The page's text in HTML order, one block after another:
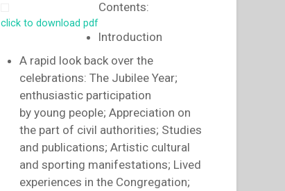
click to download pdf
Contents:
lntroduction
A rapid look back over the
celebrations: The Jubilee Year;
enthusiastic participation
by young people; Appreciation on
the part of civil authorities; Studies
and publications; Artistic cultural
and sporting manifestations; Lived
experiences in the Congregation;